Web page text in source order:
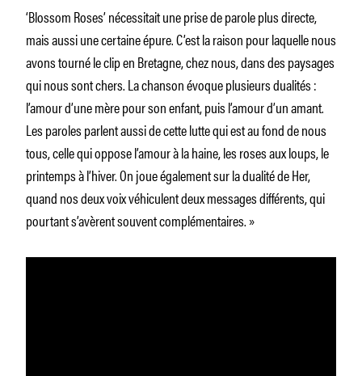
‘Blossom Roses’ nécessitait une prise de parole plus directe,
mais aussi une certaine épure. C’est la raison pour laquelle nous
avons tourné le clip en Bretagne, chez nous, dans des paysages
qui nous sont chers. La chanson évoque plusieurs dualités :
l’amour d’une mère pour son enfant, puis l’amour d’un amant.
Les paroles parlent aussi de cette lutte qui est au fond de nous
tous, celle qui oppose l’amour à la haine, les roses aux loups, le
printemps à l’hiver. On joue également sur la dualité de Her,
quand nos deux voix véhiculent deux messages différents, qui
pourtant s’avèrent souvent complémentaires. »